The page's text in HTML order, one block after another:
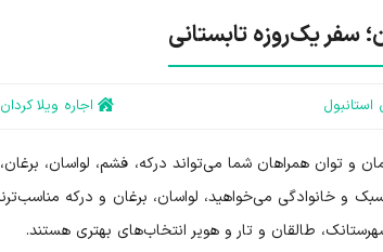
استانبول اجاره ویلا کردان
و توان همراهان شما می‌تواند درکه، فشم، لواسان، برغان،
و خانوادگی می‌خواهید، لواسان، برغان و درکه
طالقان و تار و هویر انتخاب‌های بهتری هستند.